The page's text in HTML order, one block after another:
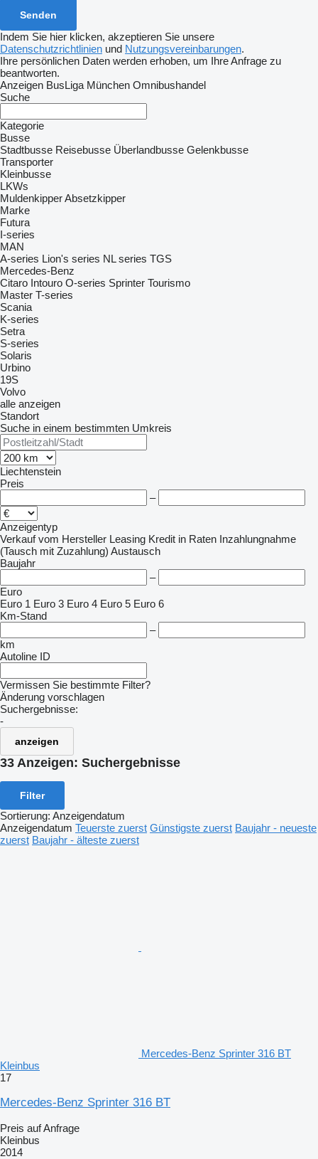
Indem Sie hier klicken, akzeptieren Sie unsere
Datenschutzrichtlinien und Nutzungsvereinbarungen.
Ihre persönlichen Daten werden erhoben, um Ihre Anfrage zu
beantworten.
Anzeigen BusLiga München Omnibushandel
Suche
Kategorie
Busse
Stadtbusse Reisebusse Überlandbusse Gelenkbusse
Transporter
Kleinbusse
LKWs
MuldenkipperAbsetzkipper
Marke
Futura
I-series
MAN
A-series Lion's series NL series TGS
Mercedes-Benz
Citaro Intouro O-series Sprinter Tourismo
Master T-series
Scania
K-series
Setra
S-series
Solaris
Urbino
19S
Volvo
alle anzeigen
Standort
Suche in einem bestimmten Umkreis
Liechtenstein
Preis
–
Anzeigentyp
Verkauf vom Hersteller Leasing Kredit in Raten Inzahlungnahme
(Tausch mit Zuzahlung) Austausch
Baujahr
–
Euro
Euro 1 Euro 3 Euro 4 Euro 5 Euro 6
Km-Stand
–
km
Autoline ID
Vermissen Sie bestimmte Filter?
Änderung vorschlagen
Suchergebnisse:
-
anzeigen
33 Anzeigen: Suchergebnisse
Filter
Sortierung: Anzeigendatum
Anzeigendatum Teuerste zuerst Günstigste zuerst Baujahr - neueste
zuerst Baujahr - älteste zuerst
Mercedes-Benz Sprinter 316 BT
Kleinbus
17
Mercedes-Benz Sprinter 316 BT
Preis auf Anfrage
Kleinbus
2014